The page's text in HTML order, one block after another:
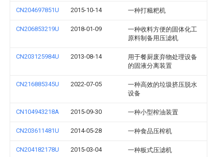
CN204697851U 2015-10-14 一种打糍粑机
CN206853219U 2018-01-09
一种收料方便的固体化工
原料制备用压滤机
CN203125984U 2013-08-14
用于餐厨废弃物处理设备
的固液分离装置
CN216885345U 2022-07-05
一种高效的垃圾挤压脱水
设备
CN104943218A 2015-09-30 一种小型榨油装置
CN203611481U 2014-05-28 一种食品压榨机
CN204182178U 2015-03-04 一种板式压滤机